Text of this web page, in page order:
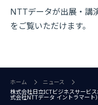
NTTデータが出展・講
をご覧いただけます。
ホーム
ニュース
株式会社日立ICTビジネスサービ
式会社NTTデータ イントラマート）